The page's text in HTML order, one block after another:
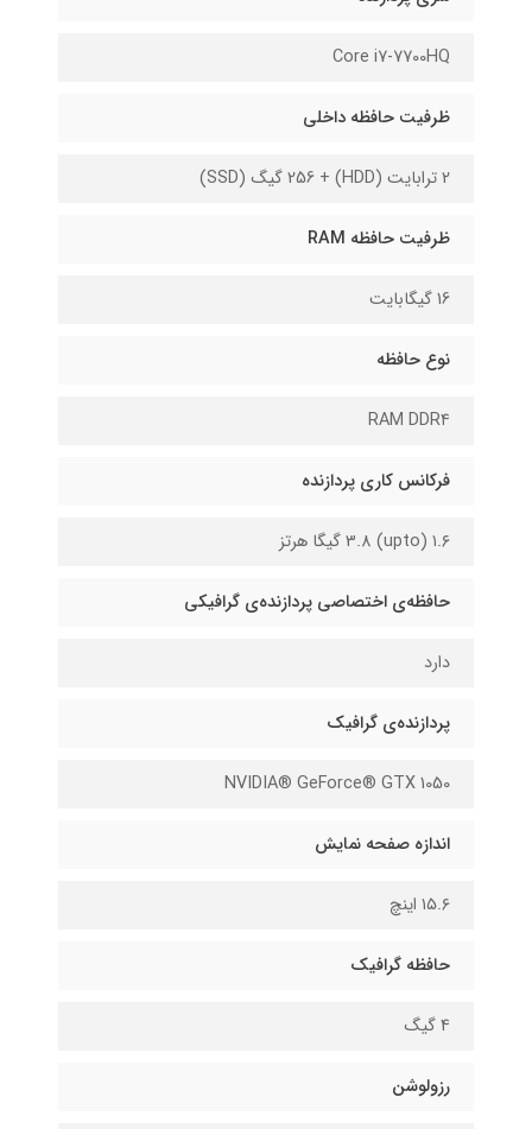
Core i7-7700HQ
ظرفیت حافظه داخلی
2 ترابایت (HDD) + 256 گیگ (SSD)
ظرفیت حافظه RAM
16 گیگابایت
نوع حافظه
RAM DDR۴
فرکانس کاری پردازنده
۱.۶ (upto) 3.8 گیگا هرتز
حافظه‌ی اختصاصی پردازنده‌ی گرافیکی
دارد
پردازنده‌ی گرافیک
NVIDIA® GeForce® GTX 1050
اندازه صفحه نمایش
۱۵.۶ اینچ
حافظه گرافیک
4 گیگ
رزولوشن